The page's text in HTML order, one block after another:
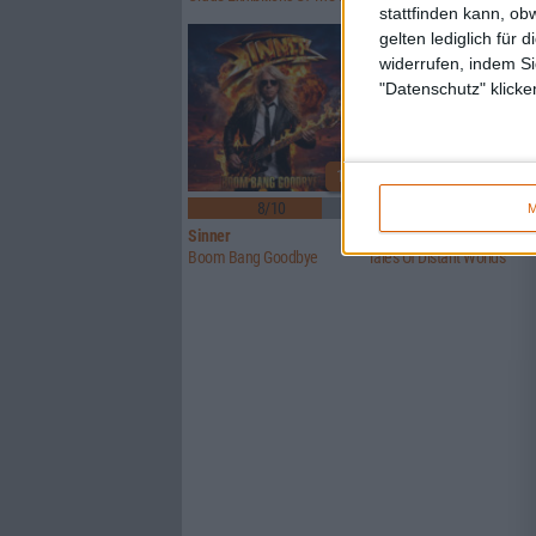
stattfinden kann,
gelten lediglich für
widerrufen, indem
"Datenschutz"
1
8/10
Sinner
Boom Bang Goodbye
Crusade Of Bards
Tales Of Distant Worlds